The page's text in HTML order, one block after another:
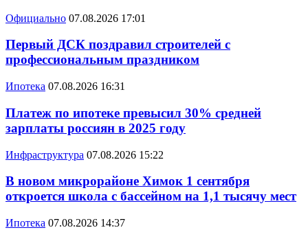
Официально 07.08.2026 17:01
Первый ДСК поздравил строителей с
профессиональным праздником
Ипотека 07.08.2026 16:31
Платеж по ипотеке превысил 30% средней
зарплаты россиян в 2025 году
Инфраструктура 07.08.2026 15:22
В новом микрорайоне Химок 1 сентября
откроется школа с бассейном на 1,1 тысячу мест
Ипотека 07.08.2026 14:37